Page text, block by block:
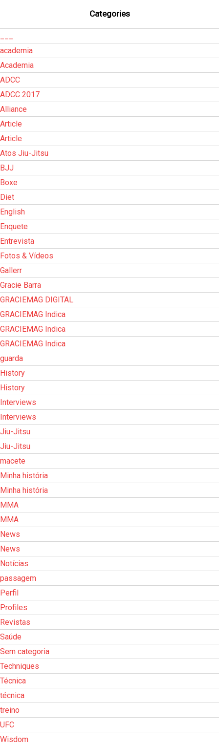
Categories
academia
Academia
ADCC
ADCC 2017
Alliance
Article
Article
Atos Jiu-Jitsu
BJJ
Boxe
Diet
English
Enquete
Entrevista
Fotos & Vídeos
Gallerr
Gracie Barra
GRACIEMAG DIGITAL
GRACIEMAG Indica
GRACIEMAG Indica
GRACIEMAG Indica
guarda
History
History
Interviews
Interviews
Jiu-Jitsu
Jiu-Jitsu
macete
Minha história
Minha história
MMA
MMA
News
News
Notícias
passagem
Perfil
Profiles
Revistas
Saúde
Sem categoria
Techniques
Técnica
técnica
treino
UFC
Wisdom